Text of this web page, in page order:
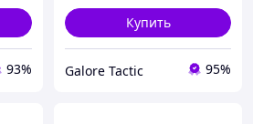
93%
Купить
Galore Tactic 95%